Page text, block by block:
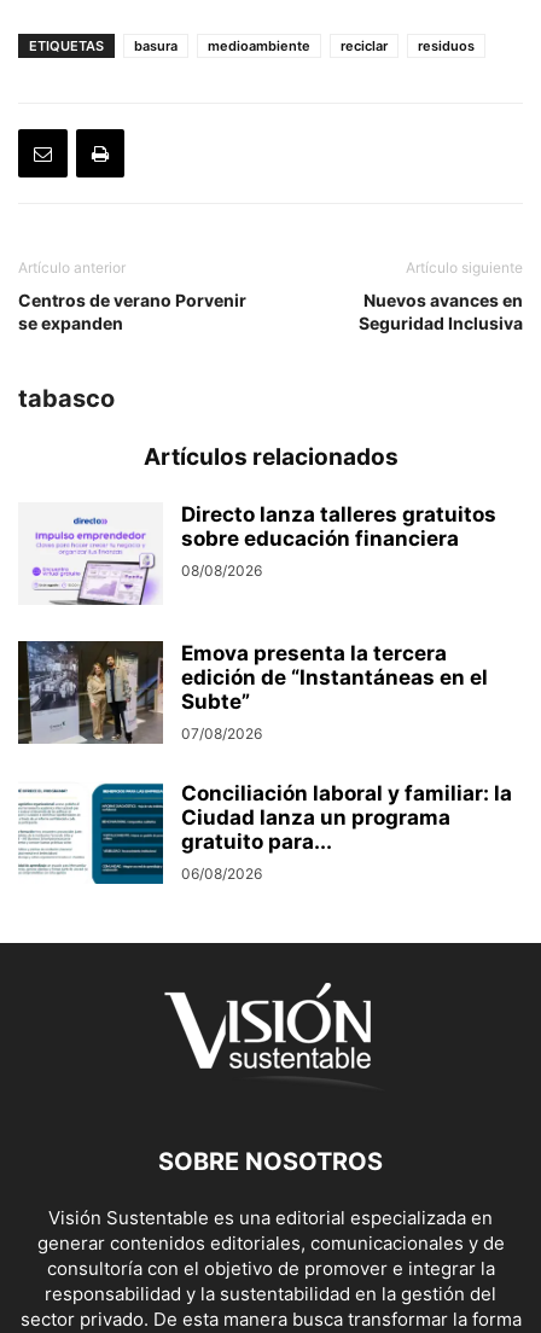
ETIQUETAS basura medioambiente reciclar residuos
Artículo anterior
Centros de verano Porvenir
se expanden
Artículo siguiente
Nuevos avances en
Seguridad Inclusiva
tabasco
Artículos relacionados
Directo lanza talleres gratuitos
sobre educación financiera
08/08/2026
Emova presenta la tercera
edición de “Instantáneas en el
Subte”
07/08/2026
Conciliación laboral y familiar: la
Ciudad lanza un programa
gratuito para...
06/08/2026
SOBRE NOSOTROS
Visión Sustentable es una editorial especializada en
generar contenidos editoriales, comunicacionales y de
consultoría con el objetivo de promover e integrar la
responsabilidad y la sustentabilidad en la gestión del
sector privado. De esta manera busca transformar la forma